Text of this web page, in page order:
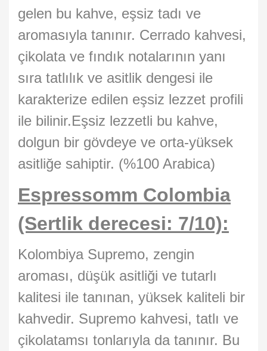
gelen bu kahve, eşsiz tadı ve
aromasıyla tanınır. Cerrado kahvesi,
çikolata ve fındık notalarının yanı
sıra tatlılık ve asitlik dengesi ile
karakterize edilen eşsiz lezzet profili
ile bilinir.Eşsiz lezzetli bu kahve,
dolgun bir gövdeye ve orta-yüksek
asitliğe sahiptir. (%100 Arabica)
Espressomm Colombia
(Sertlik derecesi: 7/10):
Kolombiya Supremo, zengin
aroması, düşük asitliği ve tutarlı
kalitesi ile tanınan, yüksek kaliteli bir
kahvedir. Supremo kahvesi, tatlı ve
çikolatamsı tonlarıyla da tanınır. Bu